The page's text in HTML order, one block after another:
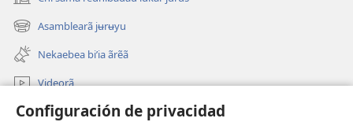
Configuración de privacidad
(abre
una
nueva
ventana)
Asamblearã jʉrʉyu
(abre
una
nueva
ventana)
Nekaebea biʼia ãrẽã
Videorã
Jurudai